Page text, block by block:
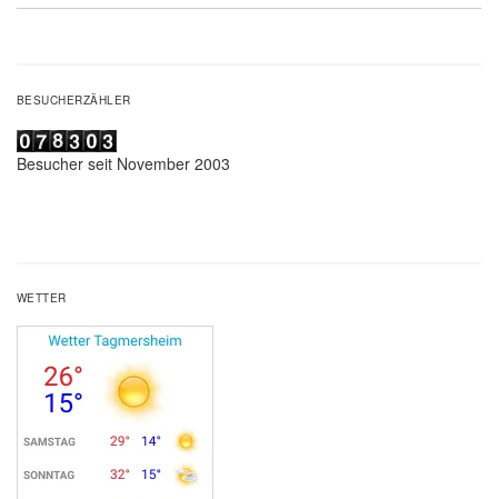
BESUCHERZÄHLER
Besucher seit November 2003
WETTER